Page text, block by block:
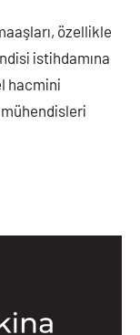
özellikle
istihdamına
hacmini